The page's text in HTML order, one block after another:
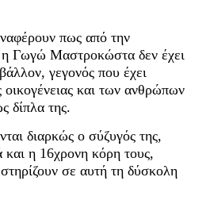
πως από την
Γωγώ Μαστροκώστα δεν έχει
γεγονός που έχει
οικογένειας και των ανθρώπων
δίπλα της.
διαρκώς ο σύζυγός της,
η 16χρονη κόρη τους,
σε αυτή τη δύσκολη